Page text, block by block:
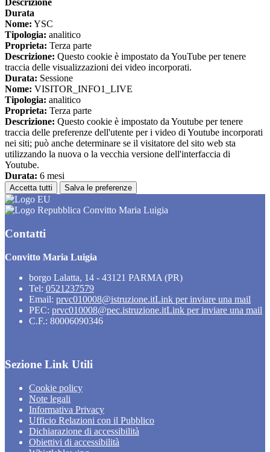
Descrizione
Durata
Nome: YSC
Tipologia: analitico
Proprieta: Terza parte
Descrizione: Questo cookie è impostato da YouTube per tenere
traccia delle visualizzazioni dei video incorporati.
Durata: Sessione
Nome: VISITOR_INFO1_LIVE
Tipologia: analitico
Proprieta: Terza parte
Descrizione: Questo cookie è impostato da Youtube per tenere
traccia delle preferenze dell'utente per i video di Youtube incorporati
nei siti; può anche determinare se il visitatore del sito web sta
utilizzando la nuova o la vecchia versione dell'interfaccia di
Youtube.
Durata: 6 mesi
Accetta tutti Salva le preferenze
Convitto Maria Luigia
Contatti
Convitto Maria Luigia
borgo Lalatta, 14 - 43121 PARMA (PR)
Tel: 0521237579
Email: prvc010008@istruzione.itLink per inviare una mail
PEC: prvc010008@pec.istruzione.itLink per inviare una mail
C.F.: 80006090346
Sezione Link Utili
Cookie policy
Note legali
Informativa Privacy
Ufficio Relazioni con il Pubblico
Dichiarazione di accessibilità
Obiettivi di accessibilità